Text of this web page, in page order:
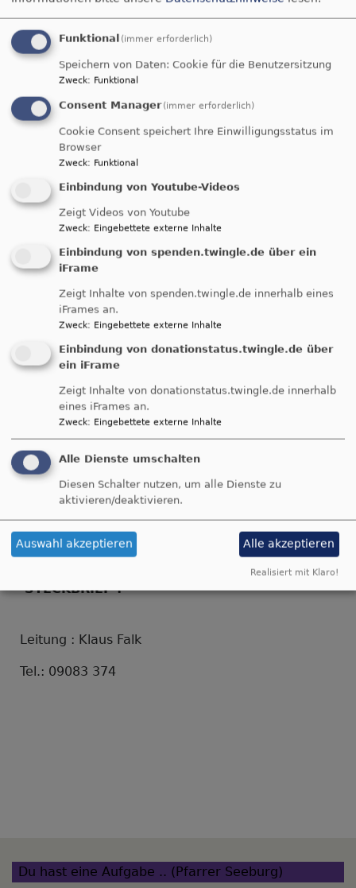
So, 16.8. 10 Uhr
Gottesdienst
Lektorin Link
Möttingen-Balgheim
Di, 18.8. 14-17 Uhr
Frauenkreis
Balgheim Vereinsheim "Zur alten Schule"
Breadcrumb
Posaunenchr Balgheim
Posaunenchr
Balgheim
STECKBRIEF :
Leitung : Klaus Falk
Tel.: 09083 374
Du hast eine Aufgabe .. (Pfarrer Seeburg)
Funktional (immer erforderlich)
Speichern von Daten: Cookie für die Benutzersitzung
Zweck: Funktional
Consent Manager (immer erforderlich)
Cookie Consent speichert Ihre Einwilligungsstatus im
Browser
Zweck: Funktional
Einbindung von Youtube-Videos
Zeigt Videos von Youtube
Zweck: Eingebettete externe Inhalte
Einbindung von spenden.twingle.de über ein
iFrame
Zeigt Inhalte von spenden.twingle.de innerhalb eines
iFrames an.
Zweck: Eingebettete externe Inhalte
Einbindung von donationstatus.twingle.de über
ein iFrame
Zeigt Inhalte von donationstatus.twingle.de innerhalb
eines iFrames an.
Zweck: Eingebettete externe Inhalte
Alle Dienste umschalten
Diesen Schalter nutzen, um alle Dienste zu
aktivieren/deaktivieren.
Auswahl akzeptieren Alle akzeptieren
Realisiert mit Klaro!